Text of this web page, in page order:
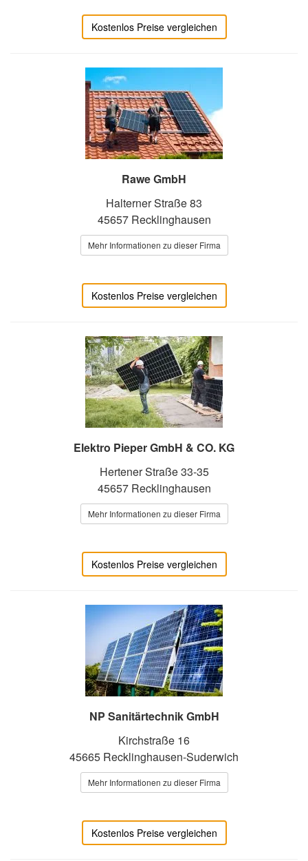
Kostenlos Preise vergleichen
Rawe GmbH
Halterner Straße 83
45657 Recklinghausen
Mehr Informationen zu dieser Firma
Kostenlos Preise vergleichen
Elektro Pieper GmbH & CO. KG
Hertener Straße 33-35
45657 Recklinghausen
Mehr Informationen zu dieser Firma
Kostenlos Preise vergleichen
NP Sanitärtechnik GmbH
Kirchstraße 16
45665 Recklinghausen-Suderwich
Mehr Informationen zu dieser Firma
Kostenlos Preise vergleichen